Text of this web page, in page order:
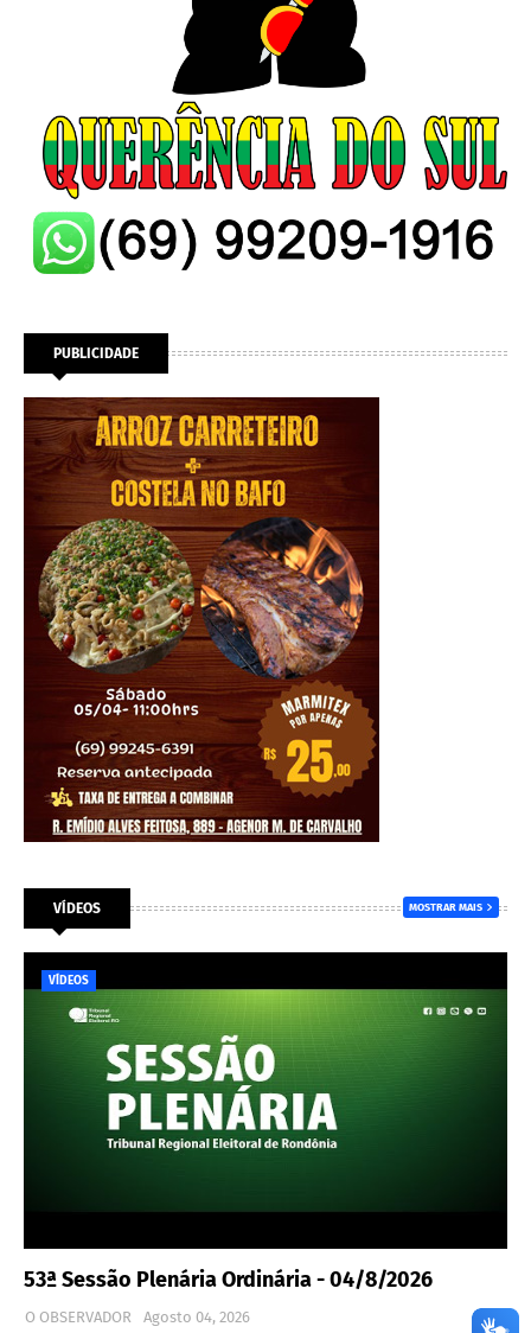
PUBLICIDADE
VÍDEOS MOSTRAR MAIS
VÍDEOS
53ª Sessão Plenária Ordinária - 04/8/2026
O OBSERVADOR
Agosto 04, 2026